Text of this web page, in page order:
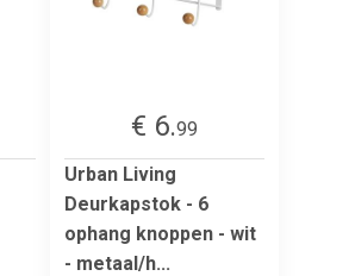
€ 6.99
Urban Living
Deurkapstok - 6
ophang knoppen - wit
- metaal/h...